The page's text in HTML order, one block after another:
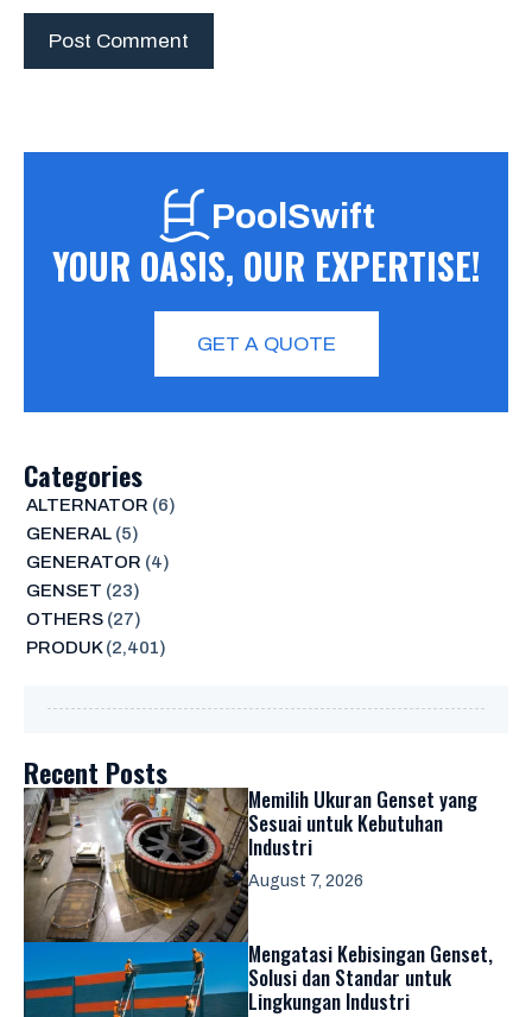
PoolSwift
YOUR OASIS, OUR EXPERTISE!
GET A QUOTE
Categories
ALTERNATOR (6)
GENERAL(5)
GENERATOR (4)
GENSET (23)
OTHERS(27)
PRODUK(2,401)
Recent Posts
Memilih Ukuran Genset yang
Sesuai untuk Kebutuhan
Industri
August 7, 2026
Mengatasi Kebisingan Genset,
Solusi dan Standar untuk
Lingkungan Industri